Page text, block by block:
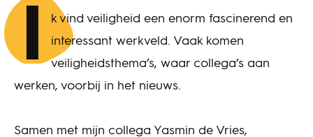
I
k vind veiligheid een enorm fascinerend en
interessant werkveld. Vaak komen
veiligheidsthema’s, waar collega’s aan
werken, voorbij in het nieuws.
Samen met mijn collega Yasmin de Vries,